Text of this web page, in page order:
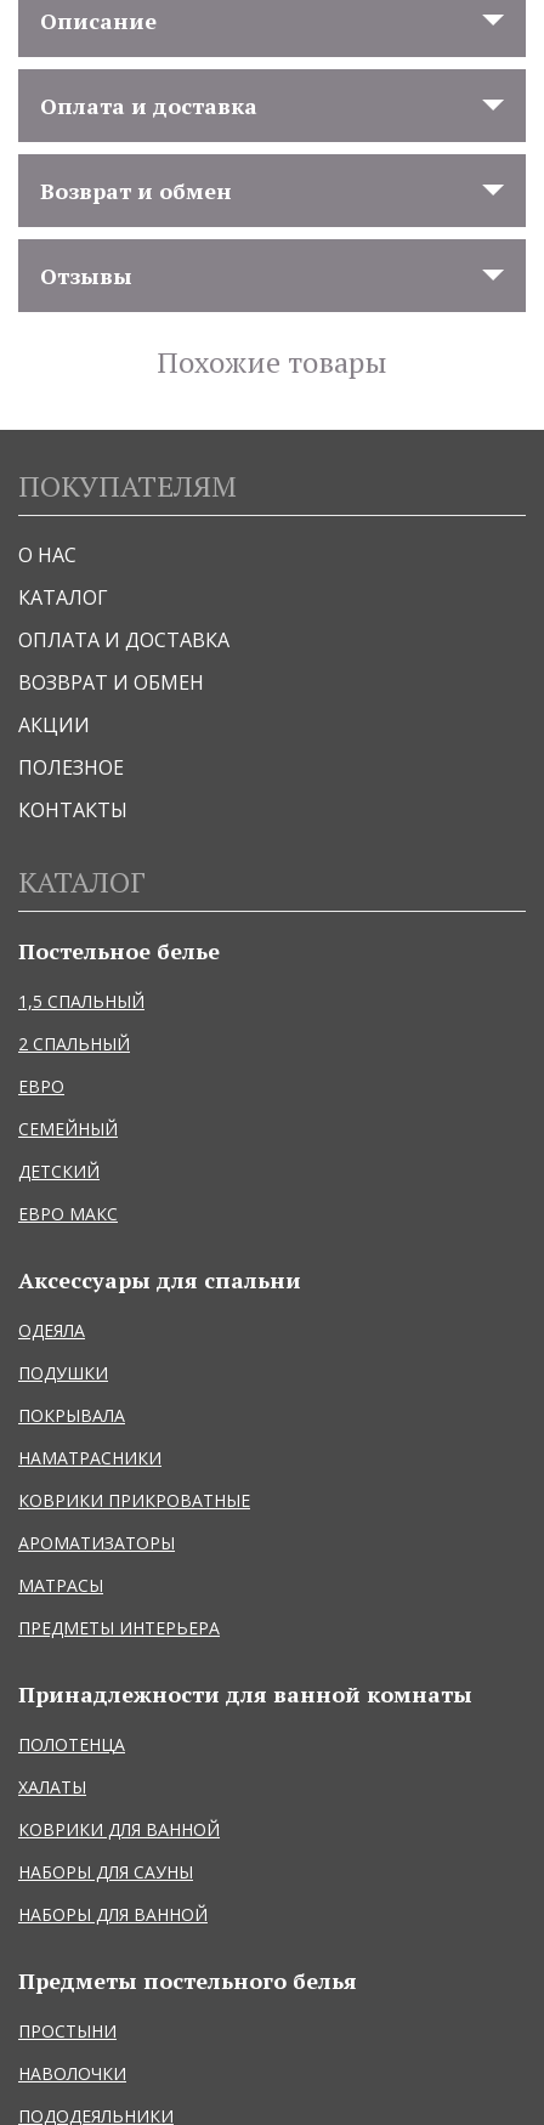
Описание
Оплата и доставка
Возврат и обмен
Отзывы
Похожие товары
ПОКУПАТЕЛЯМ
О НАС
КАТАЛОГ
ОПЛАТА И ДОСТАВКА
ВОЗВРАТ И ОБМЕН
АКЦИИ
ПОЛЕЗНОЕ
КОНТАКТЫ
КАТАЛОГ
Постельное белье
1,5 СПАЛЬНЫЙ
2 СПАЛЬНЫЙ
ЕВРО
СЕМЕЙНЫЙ
ДЕТСКИЙ
ЕВРО МАКС
Аксессуары для спальни
ОДЕЯЛА
ПОДУШКИ
ПОКРЫВАЛА
НАМАТРАСНИКИ
КОВРИКИ ПРИКРОВАТНЫЕ
АРОМАТИЗАТОРЫ
МАТРАСЫ
ПРЕДМЕТЫ ИНТЕРЬЕРА
Принадлежности для ванной комнаты
ПОЛОТЕНЦА
ХАЛАТЫ
КОВРИКИ ДЛЯ ВАННОЙ
НАБОРЫ ДЛЯ САУНЫ
НАБОРЫ ДЛЯ ВАННОЙ
Предметы постельного белья
ПРОСТЫНИ
НАВОЛОЧКИ
ПОДОДЕЯЛЬНИКИ